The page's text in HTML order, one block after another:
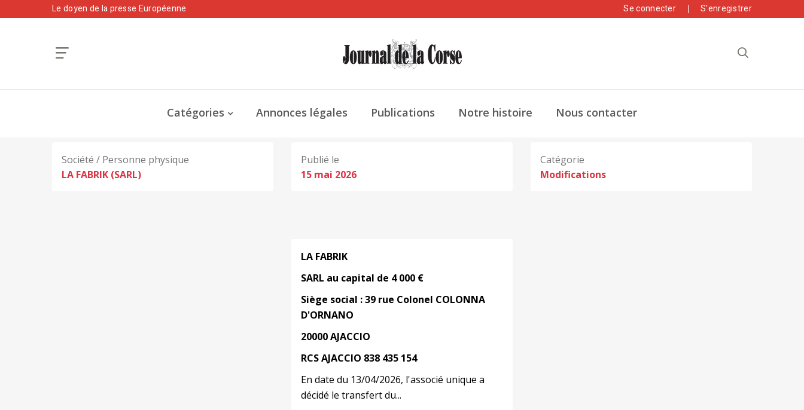
Le doyen de la presse Européenne Se connecter S'enregistrer
Catégories Annonces légales Publications Notre histoire Nous contacter
Société / Personne physique
LA FABRIK (SARL)
Publié le
15 mai 2026
Catégorie
Modifications
LA FABRIK
SARL au capital de 4 000 €
Siège social : 39 rue Colonel COLONNA
D'ORNANO
20000 AJACCIO
RCS AJACCIO 838 435 154
En date du 13/04/2026, l'associé unique a
décidé le transfert du...